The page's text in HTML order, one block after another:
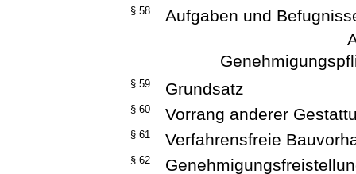
§ 58
Aufgaben und
§ 59 Grundsatz
§ 60 Vorrang anderer
§ 61 Verfahrensfreie
§ 62